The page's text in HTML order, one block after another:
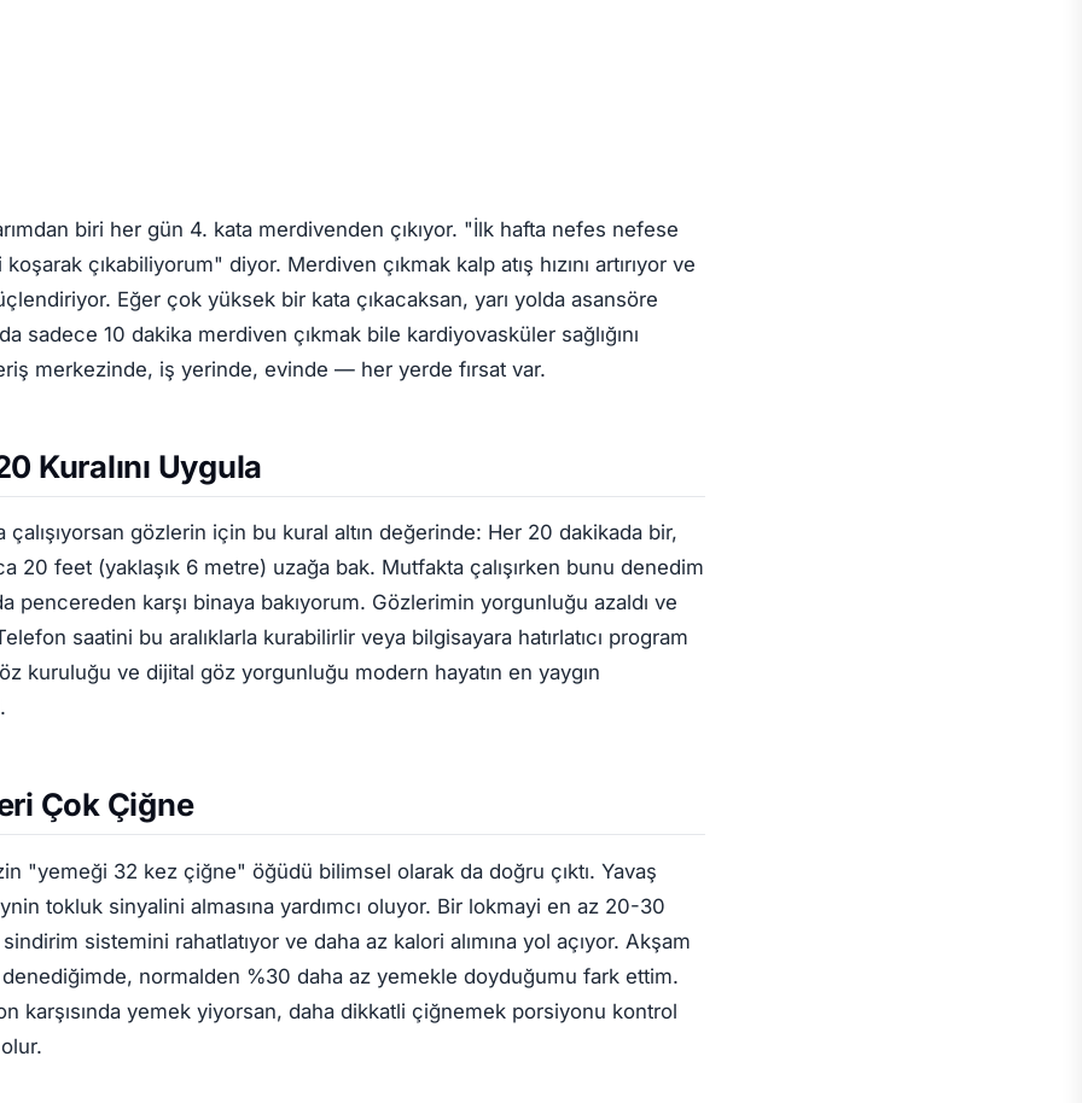
biri her gün 4. kata merdivenden çıkıyor. "İlk hafta nefes nefese
çıkabiliyorum" diyor. Merdiven çıkmak kalp atış hızını artırıyor ve
Eğer çok yüksek bir kata çıkacaksan, yarı yolda asansöre
sadece 10 dakika merdiven çıkmak bile kardiyovasküler sağlığını
merkezinde, iş yerinde, evinde — her yerde fırsat var.
Kuralını Uygula
çalışıyorsan gözlerin için bu kural altın değerinde: Her 20 dakikada bir,
20 feet (yaklaşık 6 metre) uzağa bak. Mutfakta çalışırken bunu denedim
pencereden karşı binaya bakıyorum. Gözlerimin yorgunluğu azaldı ve
saatini bu aralıklarla kurabilirlir veya bilgisayara hatırlatıcı program
kuruluğu ve dijital göz yorgunluğu modern hayatın en yaygın
Çok Çiğne
"yemeği 32 kez çiğne" öğüdü bilimsel olarak da doğru çıktı. Yavaş
tokluk sinyalini almasına yardımcı oluyor. Bir lokmayi en az 20-30
sistemini rahatlatıyor ve daha az kalori alımına yol açıyor. Akşam
normalden %30 daha az yemekle doyduğumu fark ettim.
karşısında yemek yiyorsan, daha dikkatli çiğnemek porsiyonu kontrol